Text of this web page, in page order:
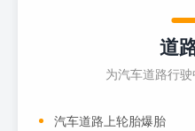
道
为汽车道路行
汽车道路上轮胎爆胎